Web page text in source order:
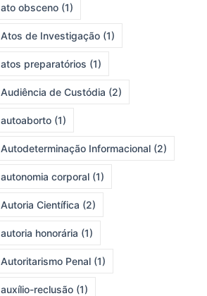
ato obsceno(1)
Atos de Investigação(1)
atos preparatórios (1)
Audiência de Custódia (2)
autoaborto(1)
Autodeterminação Informacional(2)
autonomia corporal(1)
Autoria Científica (2)
autoria honorária (1)
Autoritarismo Penal(1)
auxílio-reclusão(1)